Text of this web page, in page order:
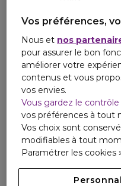
Vos préférences,
Nous et nos
pour assurer le bon
améliorer votre
contenus et vous
vos envies.
Vous gardez le contrôle
vos préférences à tout
Vos choix sont
modifiables à tout
Paramétrer les cookies